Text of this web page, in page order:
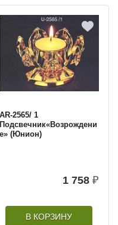
AR-2565/ 1
Подсвечник«Возрождени
е» (Юнион)
1 758 ₽
В КОРЗИНУ